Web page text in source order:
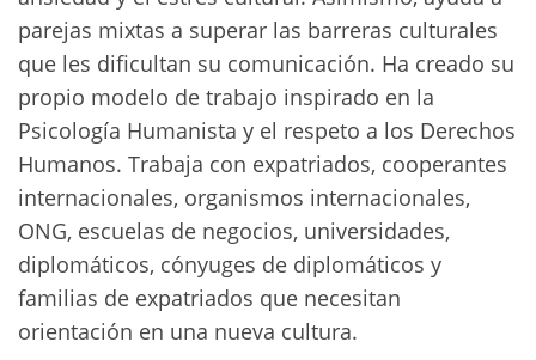
parejas mixtas a superar las barreras culturales
que les dificultan su comunicación. Ha creado su
propio modelo de trabajo inspirado en la
Psicología Humanista y el respeto a los Derechos
Humanos. Trabaja con expatriados, cooperantes
internacionales, organismos internacionales,
ONG, escuelas de negocios, universidades,
diplomáticos, cónyuges de diplomáticos y
familias de expatriados que necesitan
orientación en una nueva cultura.